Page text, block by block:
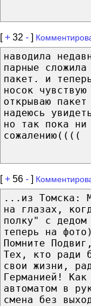
[+ 32 - ]
наводила
парные
пакет. и
носок
открываю
надеюсь
но так пока ни
сожалению((((
[+ 56 - ]
...из Томска:
на глазах,
полку" с
теперь на
Помните
Тех, кто ради
свои жизни,
Германией!
автоматом в
смена без